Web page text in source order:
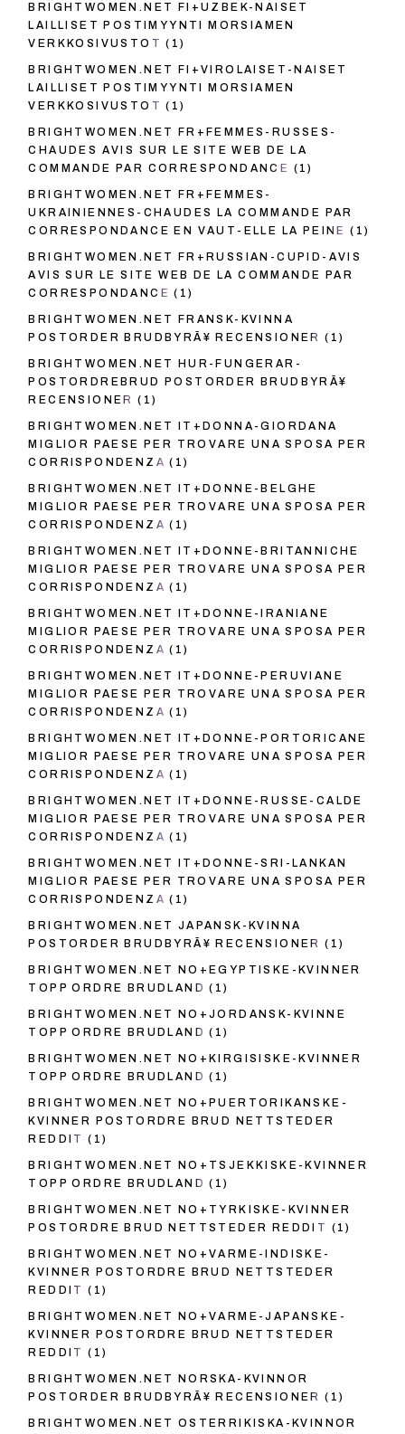
BRIGHTWOMEN.NET FI+UZBEK-NAISET
LAILLISET POSTIMYYNTI MORSIAMEN
VERKKOSIVUSTOT (1)
BRIGHTWOMEN.NET FI+VIROLAISET-NAISET
LAILLISET POSTIMYYNTI MORSIAMEN
VERKKOSIVUSTOT (1)
BRIGHTWOMEN.NET FR+FEMMES-RUSSES-
CHAUDES AVIS SUR LE SITE WEB DE LA
COMMANDE PAR CORRESPONDANCE (1)
BRIGHTWOMEN.NET FR+FEMMES-
UKRAINIENNES-CHAUDES LA COMMANDE PAR
CORRESPONDANCE EN VAUT-ELLE LA PEINE (1)
BRIGHTWOMEN.NET FR+RUSSIAN-CUPID-AVIS
AVIS SUR LE SITE WEB DE LA COMMANDE PAR
CORRESPONDANCE (1)
BRIGHTWOMEN.NET FRANSK-KVINNA
POSTORDER BRUDBYRÃ¥ RECENSIONER (1)
BRIGHTWOMEN.NET HUR-FUNGERAR-
POSTORDREBRUD POSTORDER BRUDBYRÃ¥
RECENSIONER (1)
BRIGHTWOMEN.NET IT+DONNA-GIORDANA
MIGLIOR PAESE PER TROVARE UNA SPOSA PER
CORRISPONDENZA (1)
BRIGHTWOMEN.NET IT+DONNE-BELGHE
MIGLIOR PAESE PER TROVARE UNA SPOSA PER
CORRISPONDENZA (1)
BRIGHTWOMEN.NET IT+DONNE-BRITANNICHE
MIGLIOR PAESE PER TROVARE UNA SPOSA PER
CORRISPONDENZA (1)
BRIGHTWOMEN.NET IT+DONNE-IRANIANE
MIGLIOR PAESE PER TROVARE UNA SPOSA PER
CORRISPONDENZA (1)
BRIGHTWOMEN.NET IT+DONNE-PERUVIANE
MIGLIOR PAESE PER TROVARE UNA SPOSA PER
CORRISPONDENZA (1)
BRIGHTWOMEN.NET IT+DONNE-PORTORICANE
MIGLIOR PAESE PER TROVARE UNA SPOSA PER
CORRISPONDENZA (1)
BRIGHTWOMEN.NET IT+DONNE-RUSSE-CALDE
MIGLIOR PAESE PER TROVARE UNA SPOSA PER
CORRISPONDENZA (1)
BRIGHTWOMEN.NET IT+DONNE-SRI-LANKAN
MIGLIOR PAESE PER TROVARE UNA SPOSA PER
CORRISPONDENZA (1)
BRIGHTWOMEN.NET JAPANSK-KVINNA
POSTORDER BRUDBYRÃ¥ RECENSIONER (1)
BRIGHTWOMEN.NET NO+EGYPTISKE-KVINNER
TOPP ORDRE BRUDLAND (1)
BRIGHTWOMEN.NET NO+JORDANSK-KVINNE
TOPP ORDRE BRUDLAND (1)
BRIGHTWOMEN.NET NO+KIRGISISKE-KVINNER
TOPP ORDRE BRUDLAND (1)
BRIGHTWOMEN.NET NO+PUERTORIKANSKE-
KVINNER POSTORDRE BRUD NETTSTEDER
REDDIT (1)
BRIGHTWOMEN.NET NO+TSJEKKISKE-KVINNER
TOPP ORDRE BRUDLAND (1)
BRIGHTWOMEN.NET NO+TYRKISKE-KVINNER
POSTORDRE BRUD NETTSTEDER REDDIT (1)
BRIGHTWOMEN.NET NO+VARME-INDISKE-
KVINNER POSTORDRE BRUD NETTSTEDER
REDDIT (1)
BRIGHTWOMEN.NET NO+VARME-JAPANSKE-
KVINNER POSTORDRE BRUD NETTSTEDER
REDDIT (1)
BRIGHTWOMEN.NET NORSKA-KVINNOR
POSTORDER BRUDBYRÃ¥ RECENSIONER (1)
BRIGHTWOMEN.NET OSTERRIKISKA-KVINNOR